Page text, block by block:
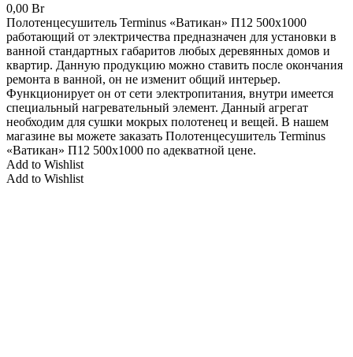
0,00 Br
Полотенцесушитель Terminus «Ватикан» П12 500x1000
работающий от электричества предназначен для установки в
ванной стандартных габаритов любых деревянных домов и
квартир. Данную продукцию можно ставить после окончания
ремонта в ванной, он не изменит общий интерьер.
Функционирует он от сети электропитания, внутри имеется
специальный нагревательный элемент. Данный агрегат
необходим для сушки мокрых полотенец и вещей. В нашем
магазине вы можете заказать Полотенцесушитель Terminus
«Ватикан» П12 500x1000 по адекватной цене.
Add to Wishlist
Add to Wishlist